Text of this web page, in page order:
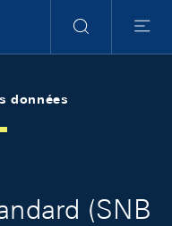
RechercheMenu
données
(SNB